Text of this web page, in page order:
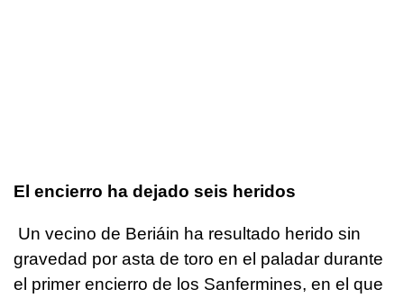
El encierro ha dejado seis heridos
Un vecino de Beriáin ha resultado herido sin
gravedad por asta de toro en el paladar durante
el primer encierro de los Sanfermines, en el que